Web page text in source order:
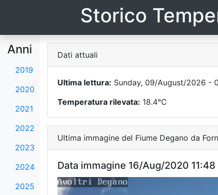
Storico
Anni
2019
2020
2021
2022
2023
2024
2025
Dati attuali
Ultima lettura: Sunday, 09/August/2026 -
Temperatura rilevata: 18.4°C
Ultima immagine del Fiume Degano da
Data immagine 16/Aug/2020 11:48